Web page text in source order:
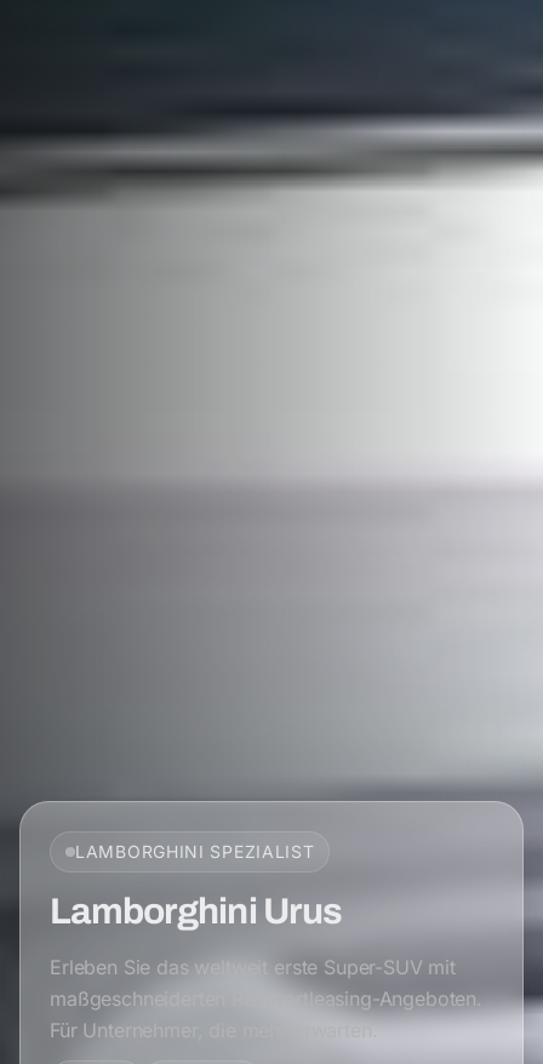
LAMBORGHINI SPEZIALIST
Lamborghini Urus
Erleben Sie das weltweit erste Super-SUV mit
maßgeschneiderten Restwertleasing-Angeboten.
Für Unternehmer, die mehr erwarten.